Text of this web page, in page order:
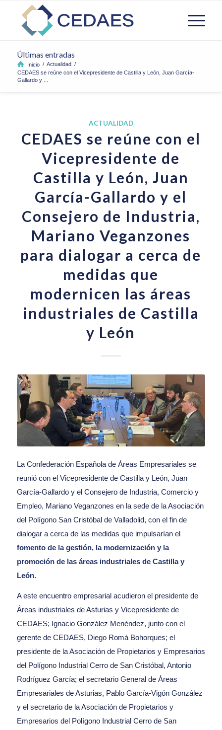
Últimas entradas
Inicio / Actualidad /
CEDAES se reúne con el Vicepresidente de Castilla y León, Juan García-
Gallardo y ...
ACTUALIDAD
CEDAES se reúne con el
Vicepresidente de
Castilla y León, Juan
García-Gallardo y el
Consejero de Industria,
Mariano Veganzones
para dialogar a cerca de
medidas que
modernicen las áreas
industriales de Castilla
y León
La Confederación Española de Áreas Empresariales se
reunió con el Vicepresidente de Castilla y León, Juan
García-Gallardo y el Consejero de Industria, Comercio y
Empleo, Mariano Veganzones en la sede de la Asociación
del Polígono San Cristóbal de Valladolid, con el fin de
dialogar a cerca de las medidas que impulsarían el
fomento de la gestión, la modernización y la
promoción de las áreas industriales de Castilla y
León.
A este encuentro empresarial acudieron el presidente de
Áreas industriales de Asturias y Vicepresidente de
CEDAES; Ignacio González Menéndez, junto con el
gerente de CEDAES, Diego Romá Bohorques; el
presidente de la Asociación de Propietarios y Empresarios
del Polígono Industrial Cerro de San Cristóbal, Antonio
Rodríguez García; el secretario General de Áreas
Empresariales de Asturias, Pablo García-Vigón González
y el secretario de la Asociación de Propietarios y
Empresarios del Polígono Industrial Cerro de San